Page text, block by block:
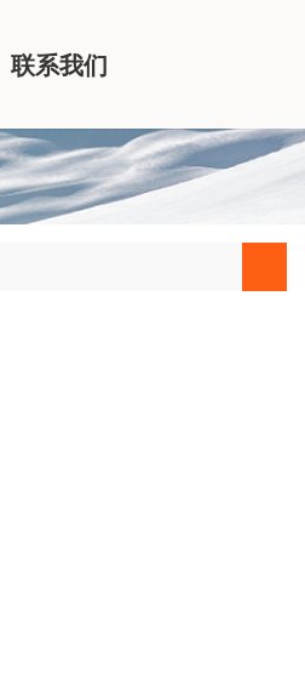
联系我们